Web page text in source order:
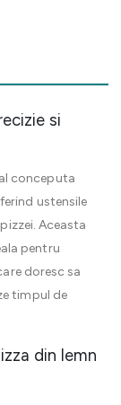
si
conceputa
ustensile
Aceasta
pentru
doresc sa
timpul de
din lemn